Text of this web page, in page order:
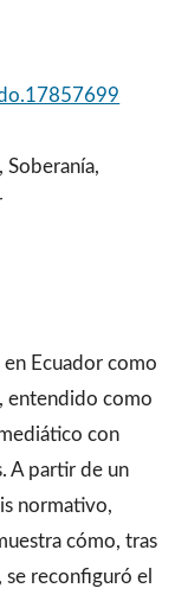
Soberanía,
Ecuador como
entendido como
con
A partir de un
normativo,
cómo, tras
se reconfiguró el